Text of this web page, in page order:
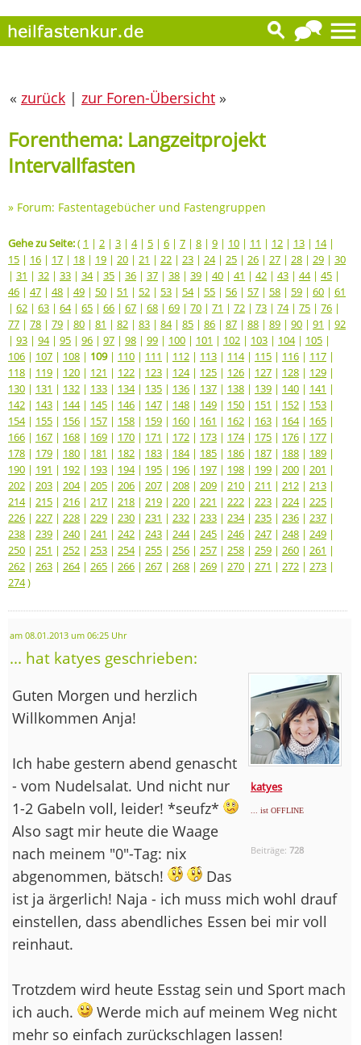
« zurück | zur Foren-Übersicht »
Forenthema: Langzeitprojekt
Intervallfasten
» Forum: Fastentagebücher und Fastengruppen
Gehe zu Seite:( 1 | 2 | 3 | 4| 5 | 6 | 7 | 8 | 9 | 10 | 11 | 12 | 13 | 14|
15 | 16 | 17 | 18 | 19 | 20 | 21 | 22 | 23 | 24| 25 | 26 | 27 | 28 | 29 | 30
| 31 | 32 | 33 | 34| 35 | 36 | 37 | 38 | 39 | 40 | 41 | 42 | 43 | 44| 45 |
46 | 47 | 48 | 49 | 50 | 51 | 52 | 53 | 54| 55 | 56 | 57 | 58 | 59 | 60 | 61
| 62 | 63 | 64| 65 | 66 | 67 | 68 | 69 | 70 | 71 | 72 | 73 | 74| 75 | 76 |
77 | 78 | 79 | 80 | 81 | 82 | 83 | 84| 85 | 86 | 87 | 88 | 89 | 90 | 91 | 92
| 93 | 94| 95 | 96 | 97 | 98 | 99 | 100 | 101 | 102 | 103 | 104| 105 |
106 | 107 | 108 | 109| 110 | 111 | 112 | 113 | 114| 115 | 116 | 117 |
118 | 119 | 120 | 121 | 122 | 123 | 124| 125 | 126 | 127 | 128 | 129 |
130 | 131 | 132 | 133 | 134| 135 | 136 | 137 | 138 | 139 | 140 | 141 |
142 | 143 | 144| 145 | 146 | 147 | 148 | 149 | 150 | 151 | 152 | 153 |
154| 155 | 156 | 157 | 158 | 159 | 160 | 161 | 162 | 163 | 164| 165 |
166 | 167 | 168 | 169 | 170 | 171 | 172 | 173 | 174| 175 | 176 | 177 |
178 | 179 | 180 | 181 | 182 | 183 | 184| 185 | 186 | 187 | 188 | 189 |
190 | 191 | 192 | 193 | 194| 195 | 196 | 197 | 198 | 199 | 200 | 201 |
202 | 203 | 204| 205 | 206 | 207 | 208 | 209 | 210 | 211 | 212 | 213 |
214| 215 | 216 | 217 | 218 | 219 | 220 | 221 | 222 | 223 | 224| 225 |
226 | 227 | 228 | 229 | 230 | 231 | 232 | 233 | 234| 235 | 236 | 237 |
238 | 239 | 240 | 241 | 242 | 243 | 244| 245 | 246 | 247 | 248 | 249 |
250 | 251 | 252 | 253 | 254| 255 | 256 | 257 | 258 | 259 | 260 | 261 |
262 | 263 | 264| 265 | 266 | 267 | 268 | 269 | 270 | 271 | 272 | 273 |
274)
am 08.01.2013 um 06:25 Uhr
... hat katyes geschrieben:
katyes
... ist OFFLINE
Beiträge:728
Guten Morgen und herzlich
Willkommen Anja!
Ich habe gestern abend genascht
- vom Nudelsalat. Und nicht nur
1-2 Gabeln voll, leider! *seufz*
Also sagt mir heute die Waage
nach meinem "0"-Tag: nix
abgenommen, bätsch!
Das
ist ja ärgerlich! Naja - ich muss mich wohl drauf
einstellen, dass abendliches Essen bei mir voll
reinhaut.
Trotzdem wird heute Esstag sein und Sport mach
ich auch.
Werde mich auf meinem Weg nicht
mehr so einfach zurückschlagen lassen!